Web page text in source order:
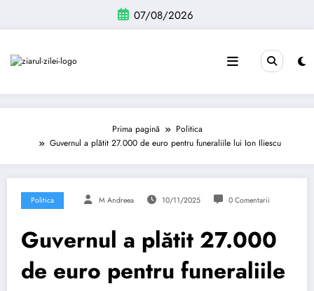
conținut
07/08/2026
Prima pagină
Politica
Guvernul a plătit 27.000 de euro pentru funeraliile lui Ion Iliescu
Politica M Andreea 10/11/2025 0 Comentarii
Guvernul a plătit 27.000
de euro pentru funeraliile